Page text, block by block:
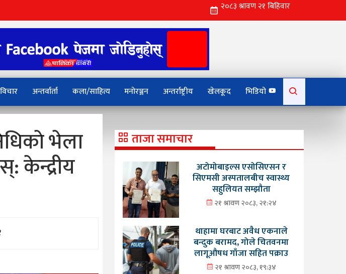
विचार अन्तर्वार्ता कला/साहित्य मनोरञ्जन अन्तर्राष्ट्रीय खेलकूद भिडियो
for:
भेला
केन्द्रीय
ताजा समाचार
अटोमोबाइल्स एसोसिएसन र
सिएमसी अस्पतालबीच स्वास्थ्य
सहुलियत सम्झौता
२१ श्रावण २०८३, २१:२४
थाहामा घरबाट अवैध एकनाले
बन्दुक बरामद, गोले चितवनमा
लागूऔषध गाँजा सहित पक्राउ
२१ श्रावण २०८३, १९:३४